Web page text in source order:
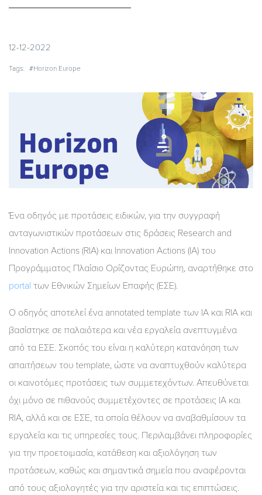
12-12-2022
Tags: #Horizon Europe
Ένα οδηγός με προτάσεις ειδικών, για την συγγραφή
ανταγωνιστικών προτάσεων στις δράσεις Research and
Innovation Actions (RIA) και Innovation Actions (IA) του
Προγράμματος Πλαίσιο Ορίζοντας Ευρώπη, αναρτήθηκε στο
portal των Εθνικών Σημείων Επαφής (ΕΣΕ).
Ο οδηγός αποτελεί ένα annotated template των ΙΑ και RIA και
βασίστηκε σε παλαιότερα και νέα εργαλεία ανεπτυγμένα
από τα ΕΣΕ. Σκοπός του είναι η καλύτερη κατανόηση των
απαιτήσεων του template, ώστε να αναπτυχθούν καλύτερα
οι καινοτόμες προτάσεις των συμμετεχόντων. Απευθύνεται
όχι μόνο σε πιθανούς συμμετέχοντες σε προτάσεις ΙΑ και
RIA, αλλά και σε ΕΣΕ, τα οποία θέλουν να αναβαθμίσουν τα
εργαλεία και τις υπηρεσίες τους. Περιλαμβάνει πληροφορίες
για την προετοιμασία, κατάθεση και αξιολόγηση των
προτάσεων, καθώς και σημαντικά σημεία που αναφέρονται
από τους αξιολογητές για την αριστεία και τις επιπτώσεις.